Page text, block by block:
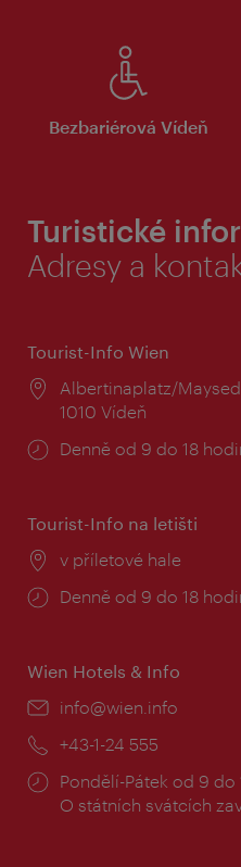
Bezbariérová Vídeň
Turistické
Adresy a
Tourist-Info Wien
Místo:
Albertinaplatz/
1010 Vídeň
Provozní
Denně od 9 do 18
Tourist-Info na letišti
Místo:
v příletové hale
Provozní
Denně od 9 do 18
Wien Hotels & Info
E-
info@wien.info
Telefon:
+43-1-24 555
Provozní
doba:
Pondělí-Pátek od 9 do
O státních svátcích